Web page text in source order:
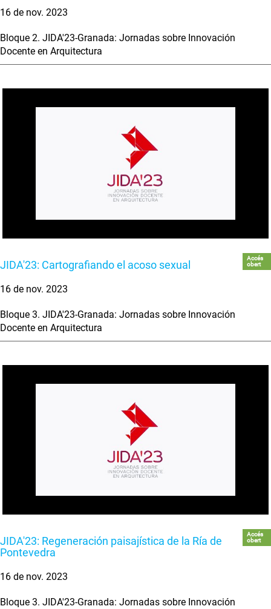
16 de nov. 2023
Bloque 2. JIDA'23-Granada: Jornadas sobre Innovación
Docente en Arquitectura
JIDA'23: Cartografiando el acoso sexual
Accés
obert
16 de nov. 2023
Bloque 3. JIDA'23-Granada: Jornadas sobre Innovación
Docente en Arquitectura
JIDA'23: Regeneración paisajística de la Ría de
Pontevedra
Accés
obert
16 de nov. 2023
Bloque 3. JIDA'23-Granada: Jornadas sobre Innovación